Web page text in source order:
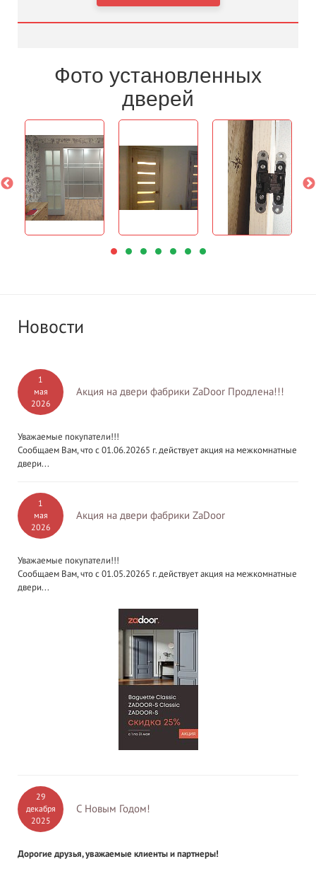
Фото установленных
дверей
Новости
1
мая
2026
Акция на двери фабрики ZaDoor Продлена!!!
Уважаемые покупатели!!!
Сообщаем Вам, что с 01.06.20265 г. действует акция на межкомнатные
двери...
1
мая
2026
Акция на двери фабрики ZaDoor
Уважаемые покупатели!!!
Сообщаем Вам, что с 01.05.20265 г. действует акция на межкомнатные
двери...
29
декабря
2025
С Новым Годом!
Дорогие друзья, уважаемые клиенты и партнеры!